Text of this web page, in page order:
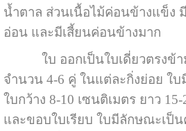
น้ำตาล ส่วนเนื้อไม้ค่อนข้างแข็ง
อ่อน และมีเสี้ยนค่อนข้างมาก
ใบ ออกเป็นใบเดี่ยวตรงข้า
จำนวน 4-6 คู่ ในแต่ละกิ่งย่อย ใ
ใบกว้าง 8-10 เซนติเมตร ยาว
และขอบใบเรียบ ใบมีลักษณะเป็